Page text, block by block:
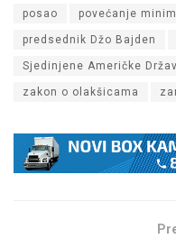
posao povećanje
predsednik Džo Bajden
Sjedinjene Američke
zakon o olakšicama